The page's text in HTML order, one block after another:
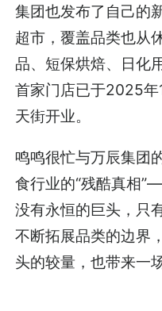
集团也发布了自己
超市，覆盖品类也从
品、短保烘焙、日化
首家门店已于2025年
天街开业。
鸣鸣很忙与万辰集团
食行业的“残酷真相
没有永恒的巨头，只
不断拓展品类的边界
头的较量，也带来一